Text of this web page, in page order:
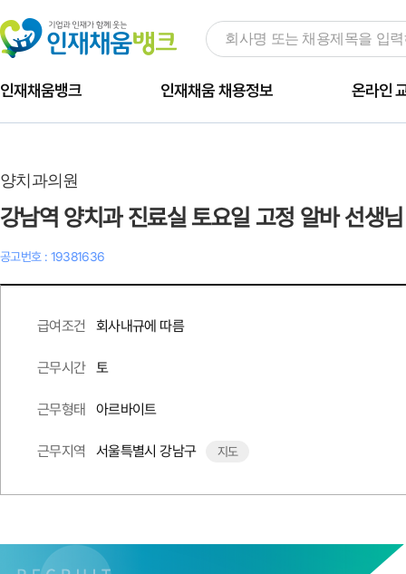
인재채움뱅크 인재채움 채용정보 온라인
양치과의원
강남역 양치과 진료실 토요일 고정 알바 선생
공고번호 : 19381636
급여조건 회사내규에 따름
근무시간 토
근무형태 아르바이트
근무지역 서울특별시 강남구 지도